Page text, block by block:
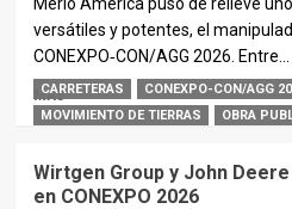
versátiles y potentes, el
CONEXPO‑CON/AGG 2026. Entre...
MÁS
CARRETERAS CONEXPO-CON/AGG
MOVIMIENTO DE TIERRAS
OBRA
Wirtgen Group y John
en CONEXPO 2026